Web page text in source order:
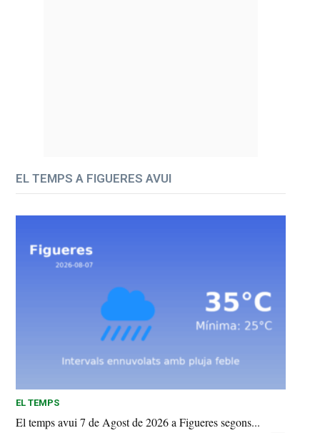
EL TEMPS A FIGUERES AVUI
EL TEMPS
El temps avui 7 de Agost de 2026 a Figueres segons...